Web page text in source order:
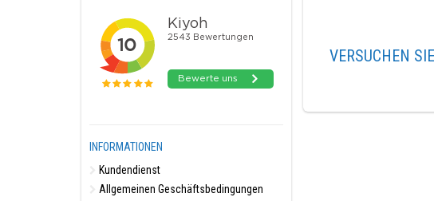
INFORMATIONEN
Kundendienst
Allgemeinen Geschäftsbedingungen
VERSUCHEN